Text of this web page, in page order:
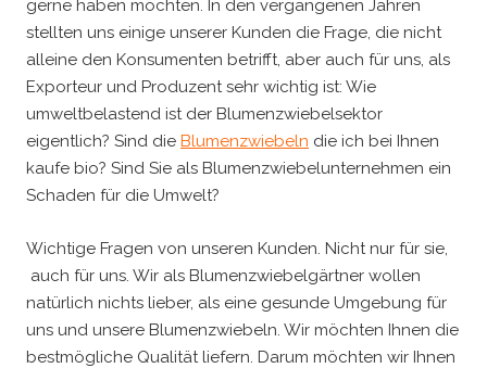
gerne haben möchten. In den vergangenen Jahren
stellten uns einige unserer Kunden die Frage, die nicht
alleine den Konsumenten betrifft, aber auch für uns, als
Exporteur und Produzent sehr wichtig ist: Wie
umweltbelastend ist der Blumenzwiebelsektor
eigentlich? Sind die Blumenzwiebeln die ich bei Ihnen
kaufe bio? Sind Sie als Blumenzwiebelunternehmen ein
Schaden für die Umwelt?
Wichtige Fragen von unseren Kunden. Nicht nur für sie,
auch für uns. Wir als Blumenzwiebelgärtner wollen
natürlich nichts lieber, als eine gesunde Umgebung für
uns und unsere Blumenzwiebeln. Wir möchten Ihnen die
bestmögliche Qualität liefern. Darum möchten wir Ihnen